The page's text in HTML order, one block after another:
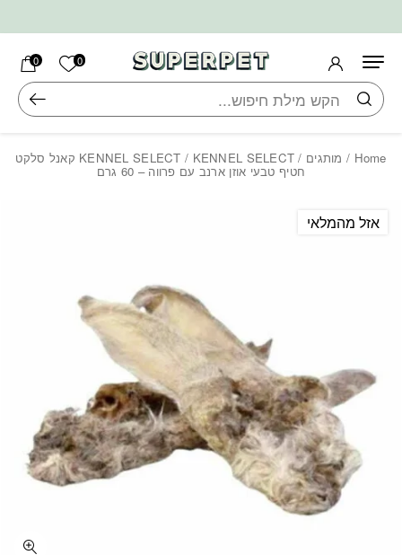
0 הרשימה
0
חיפוש
Home
/ מותגים /
KENNEL SELECT / KENNEL SELECT קאנל סלקט
חטיף טבעי אוזן ארנב עם פרווה – 60 גרם
אזל מהמלאי